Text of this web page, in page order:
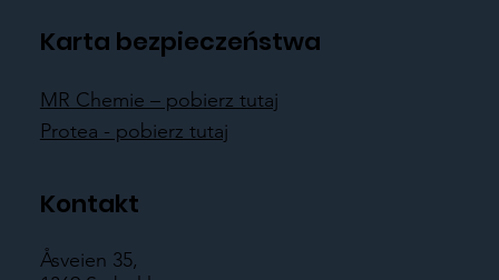
Karta bezpieczeństwa
MR Chemie – pobierz tutaj
Protea - pobierz tutaj
Kontakt
Åsveien 35,